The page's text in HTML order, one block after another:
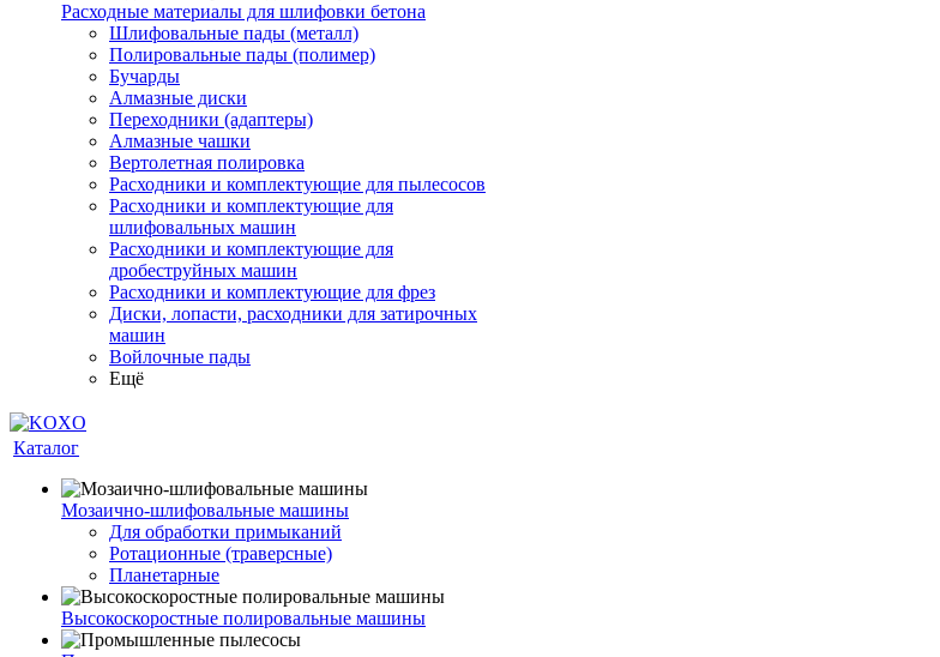
Расходные материалы для шлифовки бетона
Шлифовальные пады (металл)
Полировальные пады (полимер)
Бучарды
Алмазные диски
Переходники (адаптеры)
Алмазные чашки
Вертолетная полировка
Расходники и комплектующие для пылесосов
Расходники и комплектующие для
шлифовальных машин
Расходники и комплектующие для
дробеструйных машин
Расходники и комплектующие для фрез
Диски, лопасти, расходники для затирочных
машин
Войлочные пады
Ещё
Каталог
Мозаично-шлифовальные машины
Для обработки примыканий
Ротационные (траверсные)
Планетарные
Высокоскоростные полировальные машины